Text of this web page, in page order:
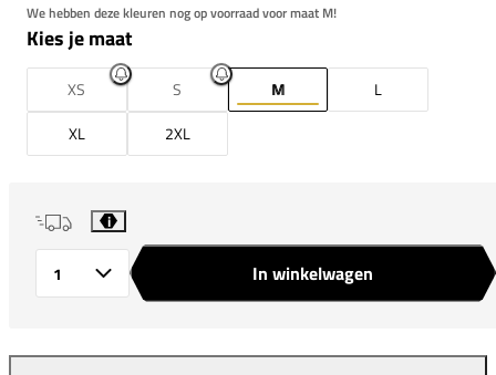
We hebben deze kleuren nog op voorraad voor maat M!
Kies je maat
XS S M
L
XL
2XL
i
In winkelwagen